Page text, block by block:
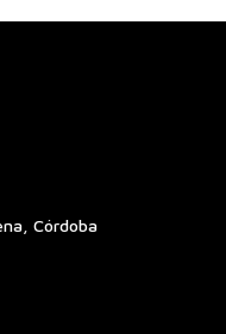
Córdoba